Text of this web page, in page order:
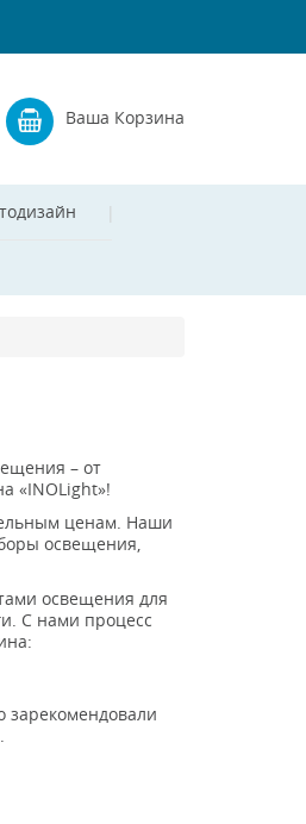
Ваша Корзина
– от
«INOLight»!
ценам. Наши
освещения,
освещения для
С нами процесс
зарекомендовали